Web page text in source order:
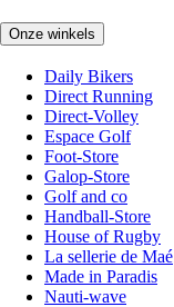
Onze winkels
Daily Bikers
Direct Running
Direct-Volley
Espace Golf
Foot-Store
Galop-Store
Golf and co
Handball-Store
House of Rugby
La sellerie de Maé
Made in Paradis
Nauti-wave